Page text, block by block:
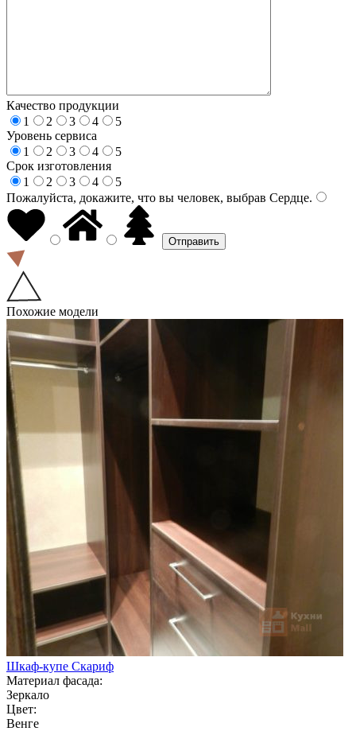
Качество продукции
1
2 3 4
5
Уровень сервиса
1
2 3 4
5
Срок изготовления
1
2 3 4
5
Пожалуйста, докажите, что вы человек, выбрав Сердце.
Похожие модели
Шкаф-купе Скариф
Материал фасада:
Зеркало
Цвет:
Венге